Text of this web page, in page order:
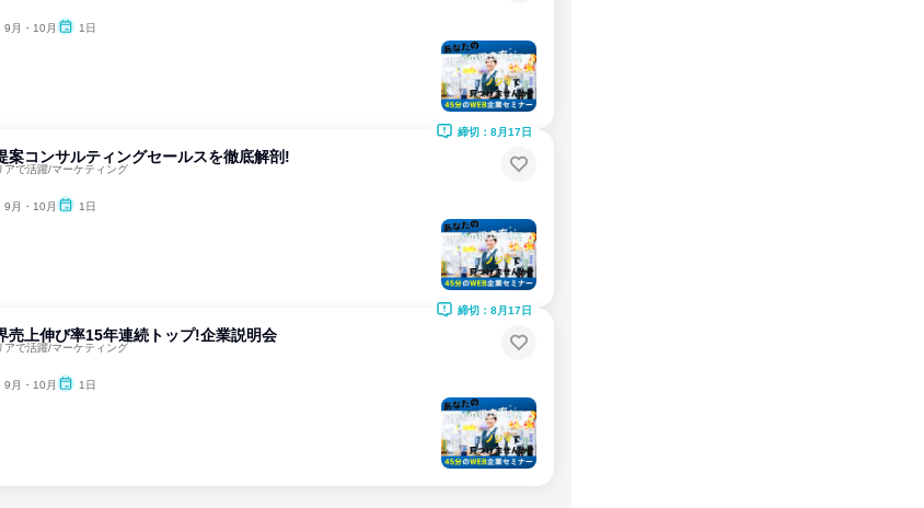
9月・10月 1日
案コンサルティングセールスを徹底解剖!
で活躍/マーケティング
9月・10月 1日
締切：8月17日
売上伸び率15年連続トップ!企業説明会
で活躍/マーケティング
9月・10月 1日
締切：8月17日